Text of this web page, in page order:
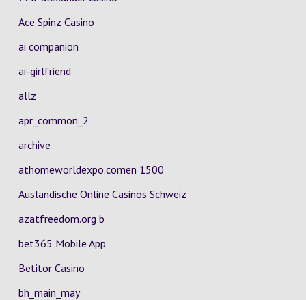
Ace Spinz Casino
ai companion
ai-girlfriend
allz
apr_common_2
archive
athomeworldexpo.comen 1500
Ausländische Online Casinos Schweiz
azatfreedom.org b
bet365 Mobile App
Betitor Casino
bh_main_may